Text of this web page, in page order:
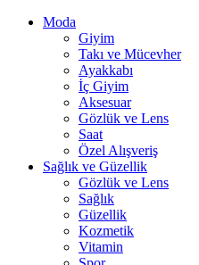
Moda
Giyim
Takı ve Mücevher
Ayakkabı
İç Giyim
Aksesuar
Gözlük ve Lens
Saat
Özel Alışveriş
Sağlık ve Güzellik
Gözlük ve Lens
Sağlık
Güzellik
Kozmetik
Vitamin